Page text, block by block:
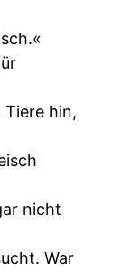
Tiere hin,
nicht
War